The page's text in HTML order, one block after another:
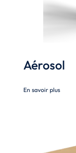
Aérosol
En savoir plus